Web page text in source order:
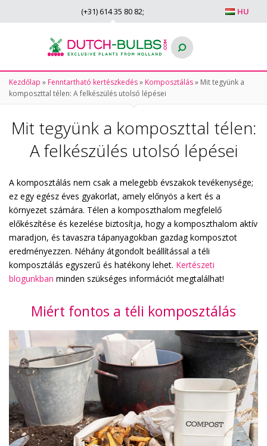
HU
(+31) 614 35 80 82;
Kezdőlap » Fenntartható kertészkedés» Komposztálás» Mit tegyünk a
komposzttal télen: A felkészülés utolsó lépései
Mit tegyünk a komposzttal télen:
A felkészülés utolsó lépései
A komposztálás nem csak a melegebb évszakok tevékenysége;
ez egy egész éves gyakorlat, amely előnyös a kert és a
környezet számára. Télen a komposzthalom megfelelő
előkészítése és kezelése biztosítja, hogy a komposzthalom aktív
maradjon, és tavaszra tápanyagokban gazdag komposztot
eredményezzen. Néhány átgondolt beállítással a téli
komposztálás egyszerű és hatékony lehet. Kertészeti
blogunkban minden szükséges információt megtalálhat!
Miért fontos a téli komposztálás